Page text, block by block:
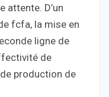
attente. D’un
fcfa, la mise en
ligne de
de
production de